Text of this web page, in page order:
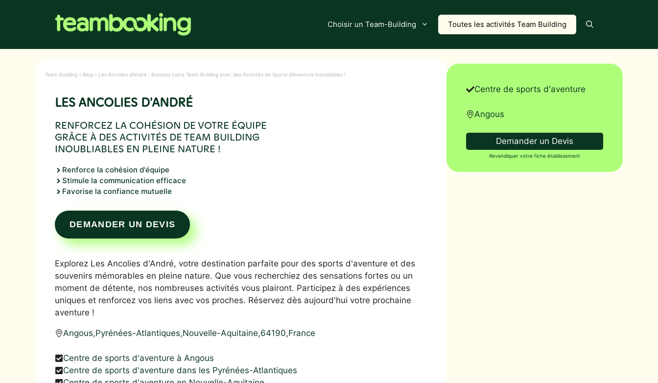
Choisir un Team-Building Toutes les activités Team Building
Team Building » Blog » Les Ancolies d’André : Boostez votre Team Building avec des Activités de Sports d’Aventure Inoubliables !
LES ANCOLIES D'ANDRÉ
RENFORCEZ LA COHÉSION DE VOTRE ÉQUIPE
GRÂCE À DES ACTIVITÉS DE TEAM BUILDING
INOUBLIABLES EN PLEINE NATURE !
Renforce la cohésion d'équipe
Stimule la communication efficace
Favorise la confiance mutuelle
DEMANDER UN DEVIS
Explorez Les Ancolies d'André, votre destination parfaite pour des sports d'aventure et des
souvenirs mémorables en pleine nature. Que vous recherchiez des sensations fortes ou un
moment de détente, nos nombreuses activités vous plairont. Participez à des expériences
uniques et renforcez vos liens avec vos proches. Réservez dès aujourd'hui votre prochaine
aventure !
Angous,Pyrénées-Atlantiques,Nouvelle-Aquitaine,64190,France
Centre de sports d'aventure à Angous
Centre de sports d'aventure dans les Pyrénées-Atlantiques
Centre de sports d'aventure
Angous
Demander un Devis
Revendiquer votre fiche établissement